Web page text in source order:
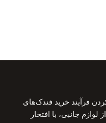
فرآیند خرید فندک‌های
جانبی، با افتخار